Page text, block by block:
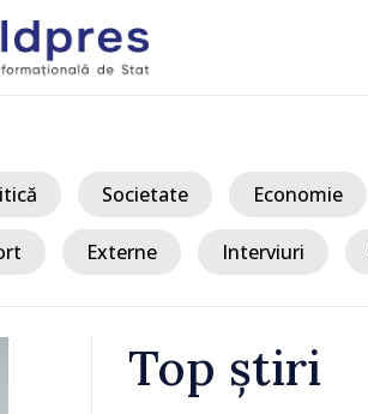
Societate Economie
Externe Interviuri
Top știri